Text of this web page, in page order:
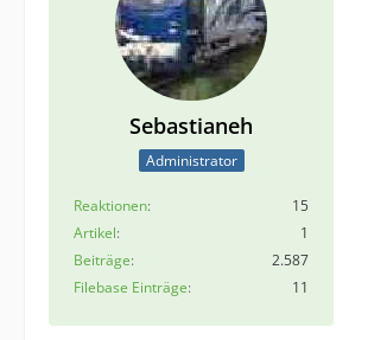
Sebastianeh
Administrator
Reaktionen
15
Artikel
1
Beiträge
2.587
Filebase Einträge
11